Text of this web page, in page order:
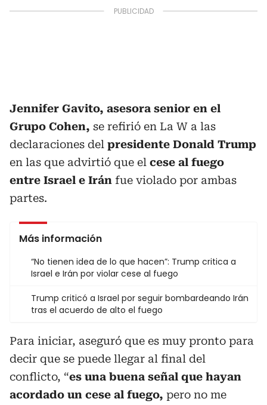
Jennifer Gavito, asesora senior en el
Grupo Cohen, se refirió en La W a las
declaraciones del presidente Donald Trump
en las que advirtió que el cese al fuego
entre Israel e Irán fue violado por ambas
partes.
Más información
“No tienen idea de lo que hacen”: Trump critica a
Israel e Irán por violar cese al fuego
Trump criticó a Israel por seguir bombardeando Irán
tras el acuerdo de alto el fuego
Para iniciar, aseguró que es muy pronto para
decir que se puede llegar al final del
conflicto, “es una buena señal que hayan
acordado un cese al fuego, pero no me